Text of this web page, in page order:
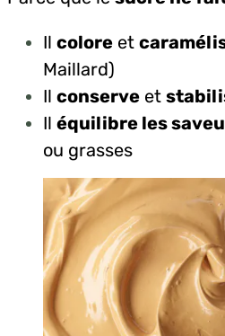
Il colore et
Maillard)
Il conserve et
Il équilibre les
ou grasses